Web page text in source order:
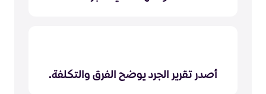
أصدر تقرير الجرد يوضح الفرق والتكلفة.